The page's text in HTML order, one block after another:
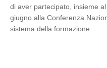
di aver partecipato, insieme
giugno alla Conferenza
sistema della formazione…